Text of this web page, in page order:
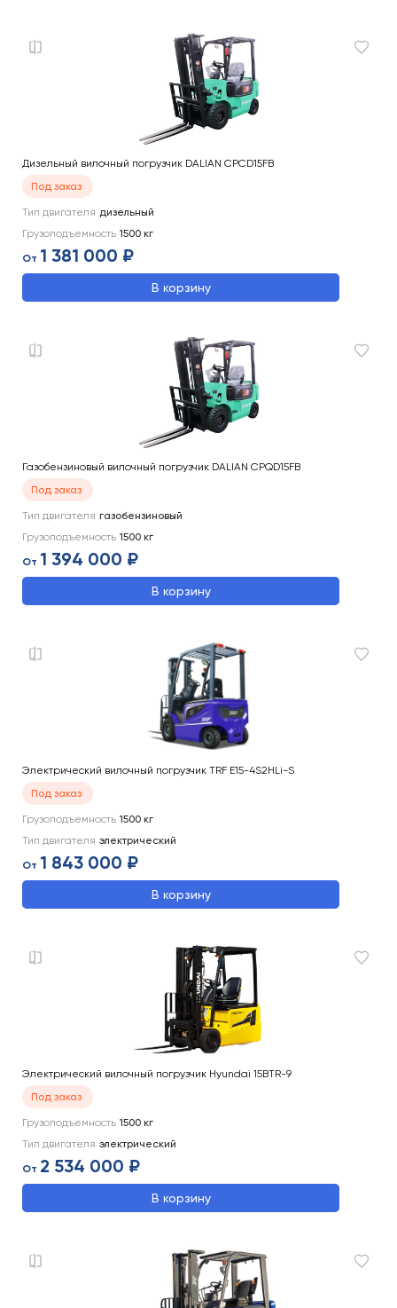
Дизельный вилочный погрузчик DALIAN CPCD15FB
Под заказ
Тип двигателя дизельный
Грузоподъемность 1500 кг
От 1 381 000 ₽
В корзину
Газобензиновый вилочный погрузчик DALIAN CPQD15FB
Под заказ
Тип двигателя газобензиновый
Грузоподъемность 1500 кг
От 1 394 000 ₽
В корзину
Электрический вилочный погрузчик TRF E15-4S2HLi-S
Под заказ
Грузоподъемность 1500 кг
Тип двигателя электрический
От 1 843 000 ₽
В корзину
Электрический вилочный погрузчик Hyundai 15BTR-9
Под заказ
Грузоподъемность 1500 кг
Тип двигателя электрический
От 2 534 000 ₽
В корзину